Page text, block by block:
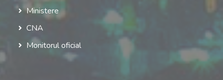
Ministere
CNA
Monitorul oficial